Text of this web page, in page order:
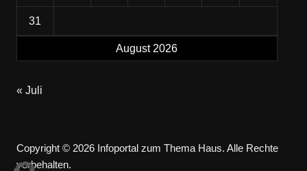
August 2026
31
« Juli
Copyright © 2026 Infoportal zum Thema Haus. Alle Rechte
vorbehalten.